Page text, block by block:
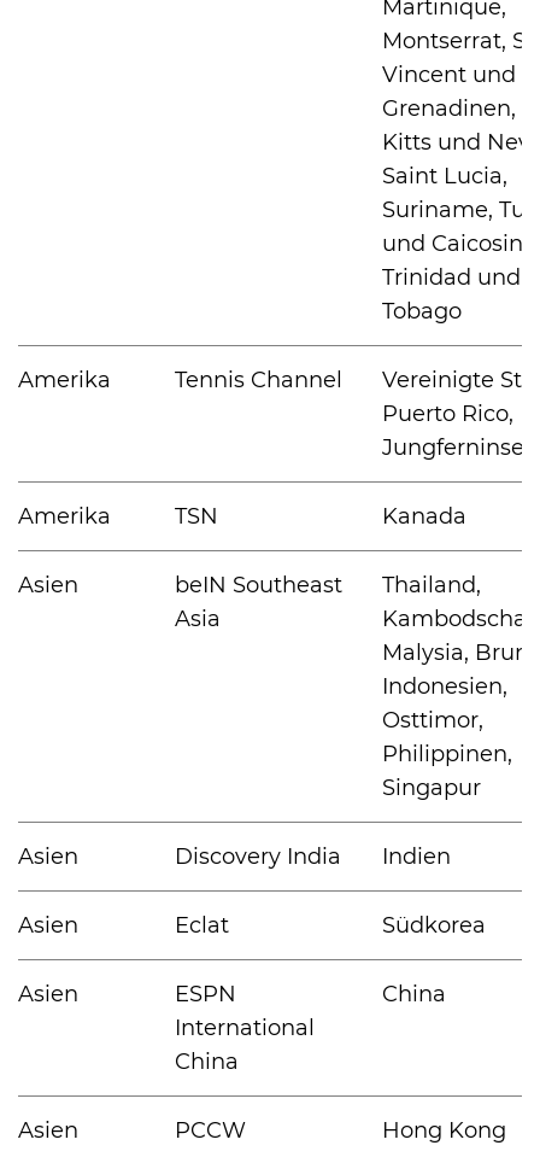
Martinique,
Montserrat, St.
Vincent und
Grenadinen,
Kitts und
Saint Lucia,
Suriname,
und
Trinidad und
Tobago
Amerika Tennis Channel
Vereinigte
Puerto Rico,
Amerika TSN Kanada
Asien
beIN Southeast
Asia
Thailand,
Kambodscha,
Malysia,
Indonesien,
Osttimor,
Philippinen,
Singapur
Asien Discovery India Indien
Asien Eclat Südkorea
Asien
ESPN
International
China
China
Asien PCCW Hong Kong